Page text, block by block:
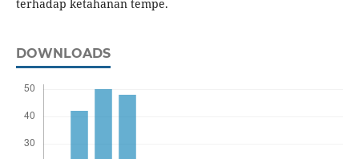
terhadap ketahanan tempe.
DOWNLOADS